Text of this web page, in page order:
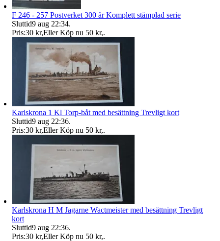
F 246 - 257 Postverket 300 år Komplett stämplad serie
Sluttid9 aug 22:34.
Pris:30 kr,Eller Köp nu 50 kr,.
Karlskrona 1 Kl Torp-båt med besättning Trevligt kort
Sluttid9 aug 22:36.
Pris:30 kr,Eller Köp nu 50 kr,.
Karlskrona H M Jagarne Wactmeister med besättning Trevligt
kort
Sluttid9 aug 22:36.
Pris:30 kr,Eller Köp nu 50 kr,.